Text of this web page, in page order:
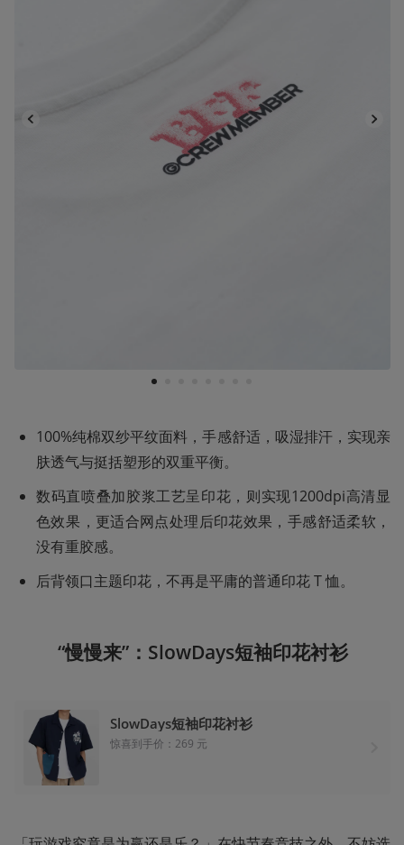
1
100%纯棉双纱平纹面料，手感舒适，吸湿排汗，实现亲
肤透气与挺括塑形的双重平衡‌。
数码直喷叠加胶浆工艺呈印花，则实现1200dpi高清显
色效果‌，更适合网点处理后印花效果，手感舒适柔软，
没有重胶感。
后背领口主题印花，不再是平庸的普通印花 T 恤。
“慢慢来”：SlowDays短袖印花衬衫
SlowDays短袖印花衬衫
惊喜到手价：269 元